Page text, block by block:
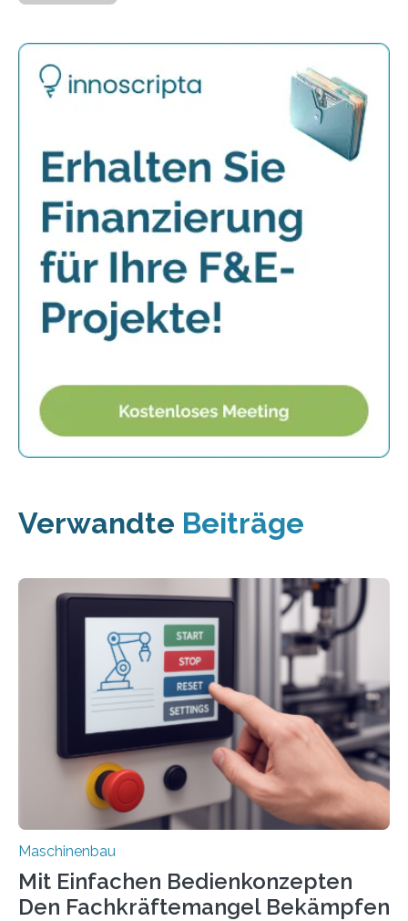
Verwandte Beiträge
Maschinenbau
Mit Einfachen Bedienkonzepten
Den Fachkräftemangel Bekämpfen